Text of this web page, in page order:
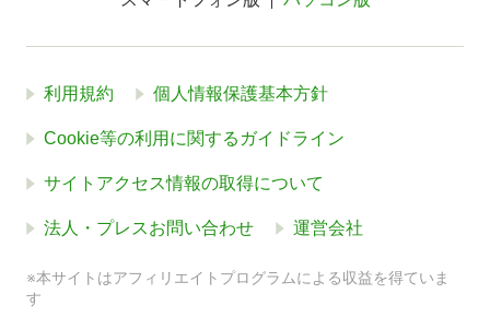
利用規約 個人情報保護基本方針
Cookie等の利用に関するガイドライン
サイトアクセス情報の取得について
法人・プレスお問い合わせ 運営会社
※本サイトはアフィリエイトプログラムによる収益を得ていま
す